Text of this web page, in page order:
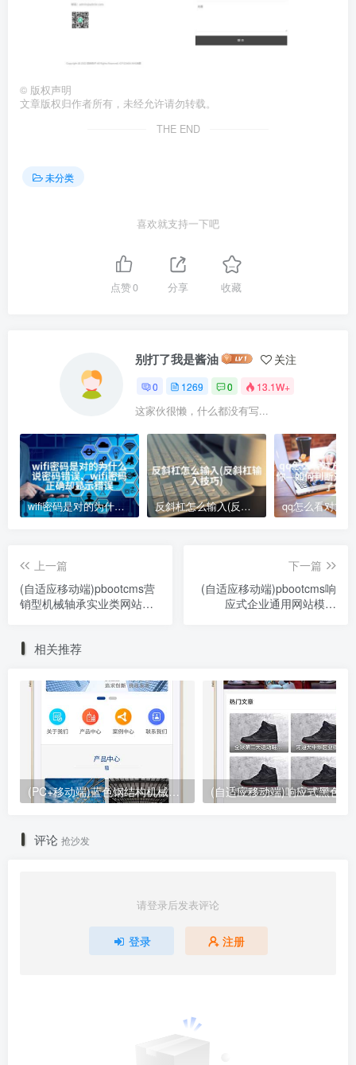
© 版权声明
文章版权归作者所有，未经允许请勿转载。
THE END
未分类
喜欢就支持一下吧
点赞0 分享 收藏
别打了我是酱油 关注
0 1269 0 13.1W+
这家伙很懒，什么都没有写...
wifi密码是对的为什么说密码错误、wifi密码正确却显示错误 反斜杠怎么输入(反斜杠输入技巧)
上一篇
(自适应移动端)pbootcms营
销型机械轴承实业类网站模
下一篇
(自适应移动端)pbootcms响
应式企业通用网站模板
相关推荐
(PC+移动端)蓝色钢结构机械五金网站pbootcms模板 营销型工程建筑基建网站源码下载
评论 抢沙发
请登录后发表评论
登录 注册